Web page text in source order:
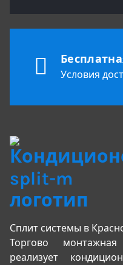
Условия
Сплит системы в
Торгово
реализует